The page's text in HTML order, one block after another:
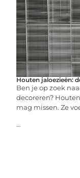
Houten jaloezieën:
Ben je op zoek
decoreren?
mag missen. Ze
...